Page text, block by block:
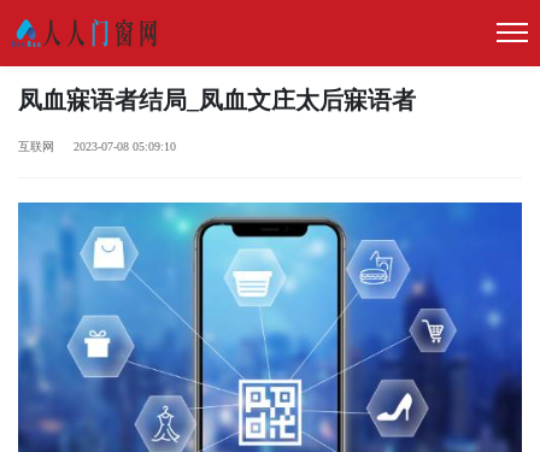
凤血寐语者结局_凤血文庄太后寐语者
互联网 2023-07-08 05:09:10